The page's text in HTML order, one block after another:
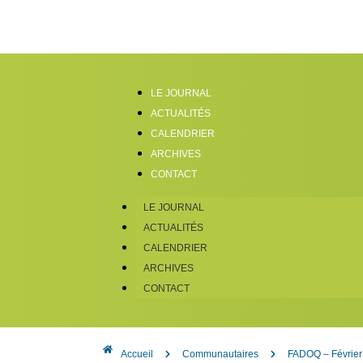
LE JOURNAL
ACTUALITÉS
CALENDRIER
ARCHIVES
CONTACT
LE JOURNAL
ACTUALITÉS
CALENDRIER
ARCHIVES
CONTACT
Accueil Communautaires FADOQ –